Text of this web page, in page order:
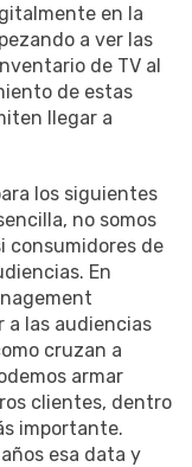
en la
a ver las
de TV al
de estas
llegar a
los siguientes
no somos
consumidores de
En
las audiencias
cruzan a
armar
clientes, dentro
importante.
esa data y